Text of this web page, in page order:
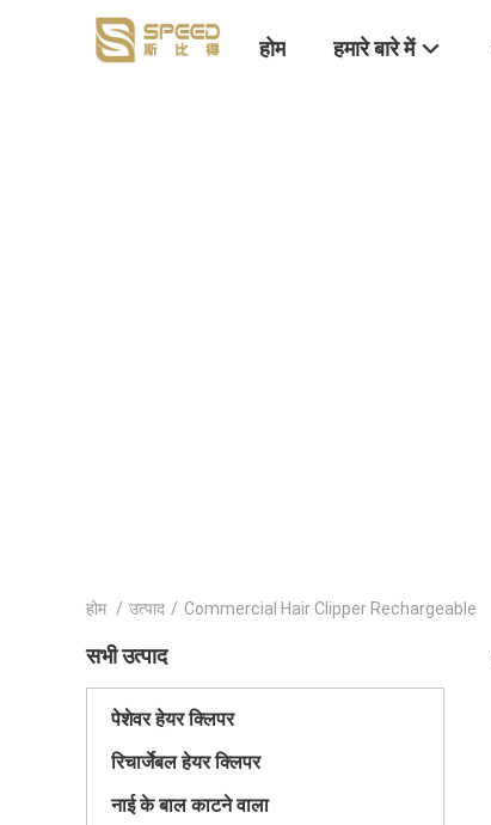
होम हमारे बारे में
होम / उत्पाद / Commercial Hair Clipper Rechargeable
सभी उत्पाद
पेशेवर हेयर क्लिपर
रिचार्जेबल हेयर क्लिपर
नाई के बाल काटने वाला